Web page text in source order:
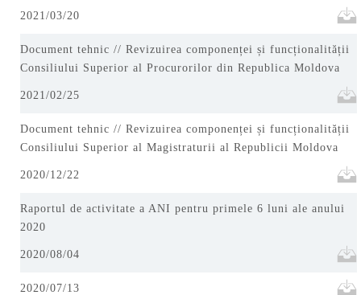
2021/03/20
Document tehnic // Revizuirea componenței și funcționalității
Consiliului Superior al Procurorilor din Republica Moldova
2021/02/25
Document tehnic // Revizuirea componenței și funcționalității
Consiliului Superior al Magistraturii al Republicii Moldova
2020/12/22
Raportul de activitate a ANI pentru primele 6 luni ale anului
2020
2020/08/04
2020/07/13